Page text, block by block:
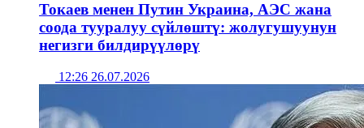
Токаев менен Путин Украина, АЭС жана
соода тууралуу сүйлөштү: жолугушуунун
негизги билдирүүлөрү
12:26 26.07.2026